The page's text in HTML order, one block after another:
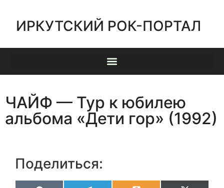
ИРКУТСКИЙ РОК-ПОРТАЛ
ЧАЙФ — Тур к юбилею
альбома «Дети гор» (1992)
Поделиться: